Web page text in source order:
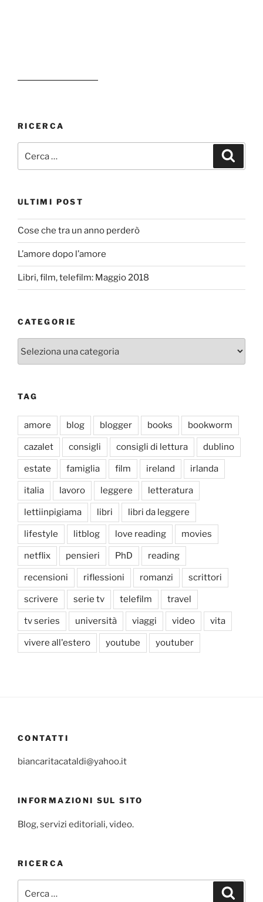
RICERCA
ULTIMI POST
Cose che tra un anno perderò
L’amore dopo l’amore
Libri, film, telefilm: Maggio 2018
CATEGORIE
TAG
amore blog blogger books bookworm
cazalet consigli consigli di lettura dublino
estate famiglia film ireland irlanda
italia lavoro leggere letteratura
lettiinpigiama libri libri da leggere
lifestyle litblog love reading movies
netflix pensieri PhD reading
recensioni riflessioni romanzi scrittori
scrivere serie tv telefilm travel
tv series università viaggi video vita
vivere all'estero youtube youtuber
CONTATTI
biancaritacataldi@yahoo.it
INFORMAZIONI SUL SITO
Blog, servizi editoriali, video.
RICERCA